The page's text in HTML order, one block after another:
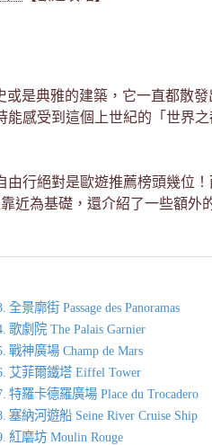
是典雅的建築，它一直都散
感受到這個上世紀的「世界
行絕對是歐遊推薦榜頭幾位
近為基礎，還介紹了一些額外
全景廓街 Passage des Panoramas
歌劇院 The Palais Garnier
戰神廣場 Champ de Mars
艾菲爾鐵塔 Eiffel Tower
特羅卡德羅廣場 Place du Trocadero
塞納河遊船 Seine River Cruise Ship
紅磨坊 Moulin Rouge